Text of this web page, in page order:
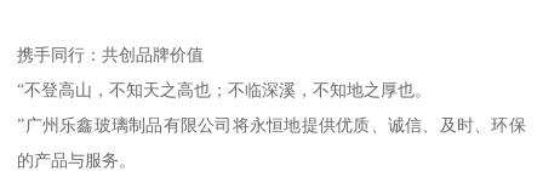
携手同行：共创品牌价值
“不登高山，不知天之高也；不临深溪，不知地之厚也。
”广州乐鑫玻璃制品有限公司将永恒地提供优质、诚信、及时、环保
的产品与服务。